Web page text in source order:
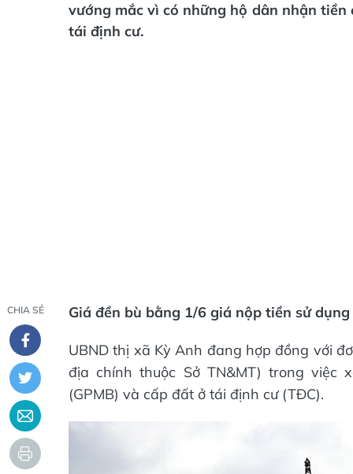
vướng mắc vì có những hộ dân nhận
tái định cư.
CHIA SẺ Giá đền bù bằng 1/6 giá nộp tiền sử
UBND thị xã Kỳ Anh đang hợp đồng với
địa chính thuộc Sở TN&MT) trong
(GPMB) và cấp đất ở tái định cư (TĐC).